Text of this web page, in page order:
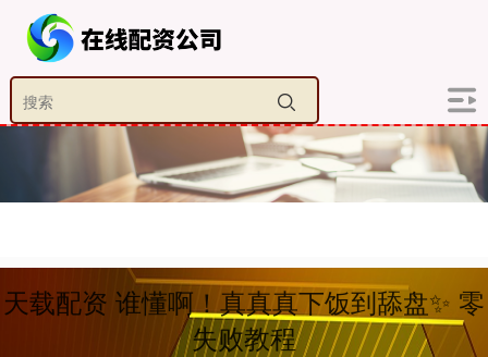
天载配资 谁懂啊！真真真下饭到舔盘✨ 零
失败教程